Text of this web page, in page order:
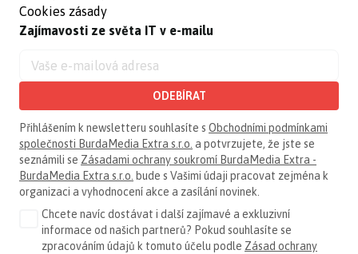
Cookies zásady
Zajímavosti ze světa IT v e-mailu
ODEBÍRAT
Přihlášením k newsletteru souhlasíte s Obchodními podmínkami
společnosti BurdaMedia Extra s.r.o. a potvrzujete, že jste se
seznámili se Zásadami ochrany soukromí BurdaMedia Extra -
BurdaMedia Extra s.r.o. bude s Vašimi údaji pracovat zejména k
organizaci a vyhodnocení akce a zasílání novinek.
Chcete navíc dostávat i další zajímavé a exkluzivní
informace od našich partnerů? Pokud souhlasíte se
zpracováním údajů k tomuto účelu podle Zásad ochrany